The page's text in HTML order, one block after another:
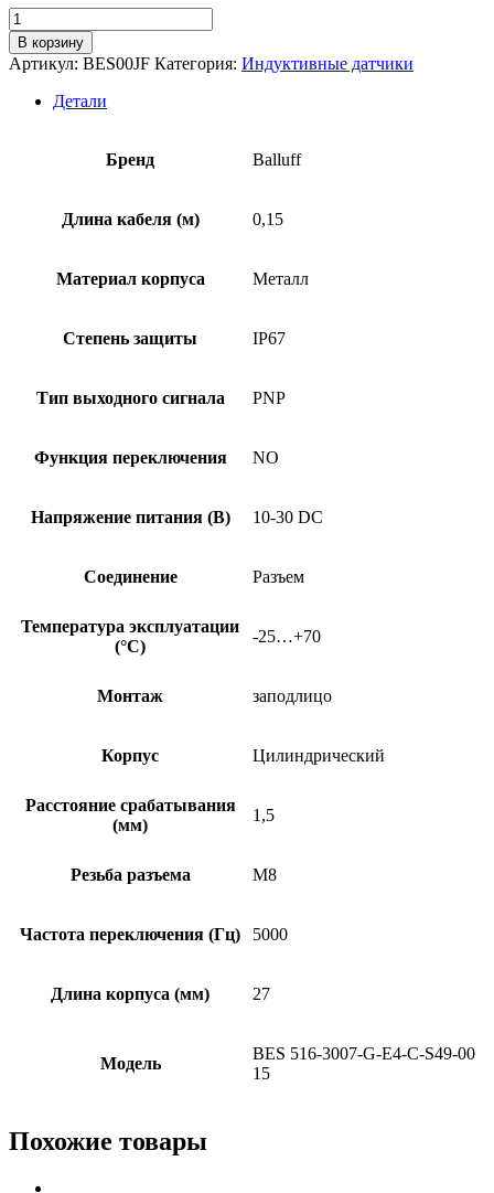
Количество
товара
Индуктивный
датчик
Balluff
В корзину
Артикул: BES00JF Категория: Индуктивные датчики
Детали
Бренд Balluff
Длина кабеля (м) 0,15
Материал корпуса Металл
Степень защиты IP67
Тип выходного сигнала PNP
Функция переключения NO
Напряжение питания (В) 10-30 DC
Соединение Разъем
Температура эксплуатации
(°C)
-25…+70
Монтаж заподлицо
Корпус Цилиндрический
Расстояние срабатывания
(мм)
1,5
Резьба разъема M8
Частота переключения (Гц) 5000
Длина корпуса (мм) 27
Модель
BES 516-3007-G-E4-C-S49-00
15
Похожие товары